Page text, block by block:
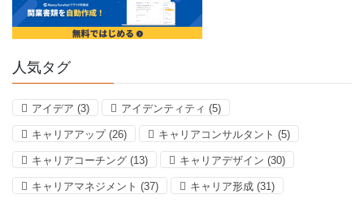
人気タグ
アイデア (3) アイデンティティ (5)
キャリアアップ(26) キャリアコンサルタント (5)
キャリアコーチング (13) キャリアデザイン (30)
キャリアマネジメント (37) キャリア形成 (31)